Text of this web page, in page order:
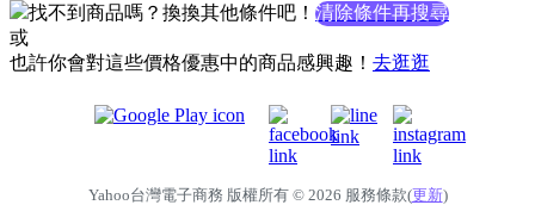
找不到商品嗎？換換其他條件吧！ 清除條件再搜尋
或
也許你會對這些價格優惠中的商品感興趣！ 去逛逛
Yahoo台灣電子商務 版權所有 © 2026 服務條款(更新)